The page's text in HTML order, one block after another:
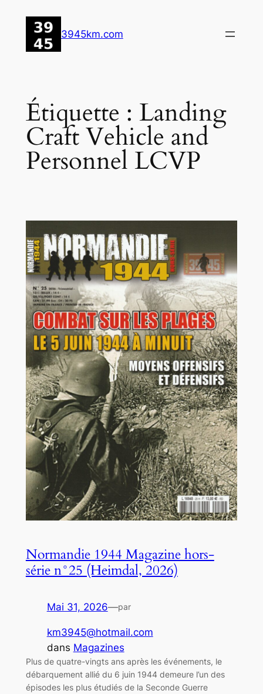
contenu
3945km.com
Étiquette : Landing
Craft Vehicle and
Personnel LCVP
Normandie 1944 Magazine hors-
série n°25 (Heimdal, 2026)
Mai 31, 2026—par
km3945@hotmail.com
dans Magazines
Plus de quatre-vingts ans après les événements, le
débarquement allié du 6 juin 1944 demeure l’un des
épisodes les plus étudiés de la Seconde Guerre